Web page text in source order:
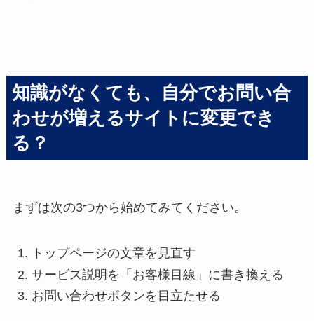
知識がなくても、自分でお問い合
わせが増えるサイトに変更でき
る？
まずは次の3つから始めてみてください。
トップページの文章を見直す
サービス説明を「お客様目線」に書き換える
お問い合わせボタンを目立たせる